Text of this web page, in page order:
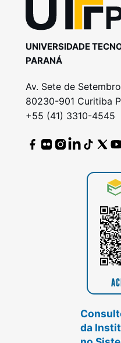
UNIVERSIDADE
PARANÁ
Av. Sete de
80230-901 Curitiba
+55 (41) 3310-4545
da